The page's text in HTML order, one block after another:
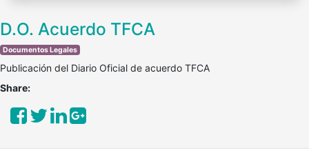
D.O. Acuerdo TFCA
Documentos Legales
Publicación del Diario Oficial de acuerdo TFCA
Share: